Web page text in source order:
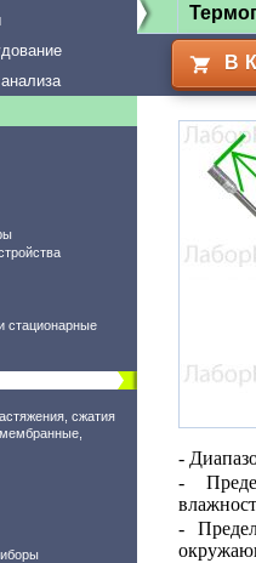
стационарные
сжатия
В
-
-
-